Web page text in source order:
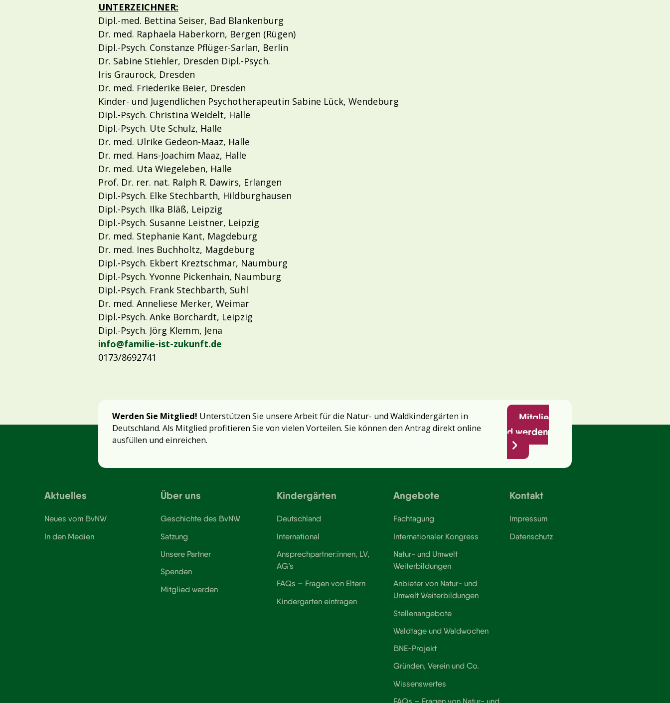
UNTERZEICHNER:
Dipl.-med. Bettina Seiser, Bad Blankenburg
Dr. med. Raphaela Haberkorn, Bergen (Rügen)
Dipl.-Psych. Constanze Pflüger-Sarlan, Berlin
Dr. Sabine Stiehler, Dresden Dipl.-Psych.
Iris Graurock, Dresden
Dr. med. Friederike Beier, Dresden
Kinder- und Jugendlichen Psychotherapeutin Sabine Lück, Wendeburg
Dipl.-Psych. Christina Weidelt, Halle
Dipl.-Psych. Ute Schulz, Halle
Dr. med. Ulrike Gedeon-Maaz, Halle
Dr. med. Hans-Joachim Maaz, Halle
Dr. med. Uta Wiegeleben, Halle
Prof. Dr. rer. nat. Ralph R. Dawirs, Erlangen
Dipl.-Psych. Elke Stechbarth, Hildburghausen
Dipl.-Psych. Ilka Bläß, Leipzig
Dipl.-Psych. Susanne Leistner, Leipzig
Dr. med. Stephanie Kant, Magdeburg
Dr. med. Ines Buchholtz, Magdeburg
Dipl.-Psych. Ekbert Kreztschmar, Naumburg
Dipl.-Psych. Yvonne Pickenhain, Naumburg
Dipl.-Psych. Frank Stechbarth, Suhl
Dr. med. Anneliese Merker, Weimar
Dipl.-Psych. Anke Borchardt, Leipzig
Dipl.-Psych. Jörg Klemm, Jena
info@familie-ist-zukunft.de
0173/8692741
Werden Sie Mitglied! Unterstützen Sie unsere Arbeit für die Natur- und Waldkindergärten in
Deutschland. Als Mitglied profitieren Sie von vielen Vorteilen. Sie können den Antrag direkt online
ausfüllen und einreichen.
Mitglie
d werden
Aktuelles
Neues vom BvNW
In den Medien
Über uns
Geschichte des BvNW
Satzung
Unsere Partner
Spenden
Mitglied werden
Kindergärten
Deutschland
International
Ansprechpartner:innen, LV,
AG’s
FAQs – Fragen von Eltern
Kindergarten eintragen
Angebote
Fachtagung
Internationaler Kongress
Natur- und Umwelt
Weiterbildungen
Anbieter von Natur- und
Umwelt Weiterbildungen
Stellenangebote
Waldtage und Waldwochen
BNE-Projekt
Gründen, Verein und Co.
Wissenswertes
Kontakt
Impressum
Datenschutz